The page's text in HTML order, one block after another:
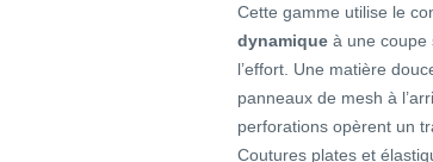
Cette gamme utilise le
dynamique à une coupe
l’effort. Une matière
panneaux de mesh à
perforations opèrent un
Coutures plates et